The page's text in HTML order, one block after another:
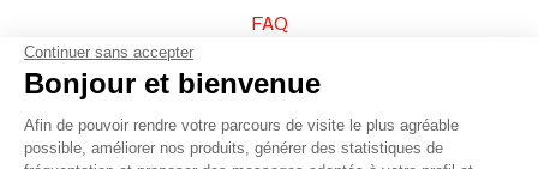
FAQ
Vendez vos produits
Plan du site
Continuer sans accepter
Bonjour et bienvenue
Afin de pouvoir rendre votre parcours de visite le plus agréable
possible, améliorer nos produits, générer des statistiques de